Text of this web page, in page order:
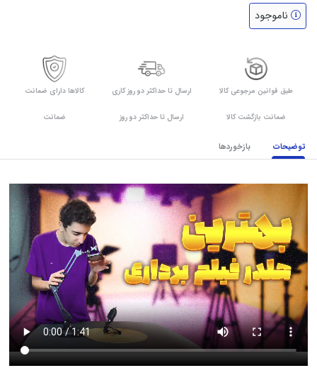
ناموجود
طبق قوانین مرجوعی کالا
ضمانت بازگشت کالا
ارسال تا حداکثر دو روز کاری
ارسال تا حداکثر دو روز
کالاها دارای ضمانت
ضمانت
توضیحات بازخوردها